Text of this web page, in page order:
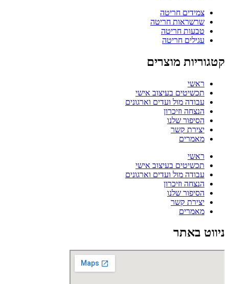
צמידים חריטה
שרשראות חריטה
טבעות חריטה
עגילים חריטה
קטגוריות מוצרים
ראשי
תכשיטים בעיצוב אישי
עבודה מול ועדים וארגונים
הנצחה וזיכרון
הסיפור שלנו
יצירת קשר
מאמרים
ראשי
תכשיטים בעיצוב אישי
עבודה מול ועדים וארגונים
הנצחה וזיכרון
הסיפור שלנו
יצירת קשר
מאמרים
ניווט באתר